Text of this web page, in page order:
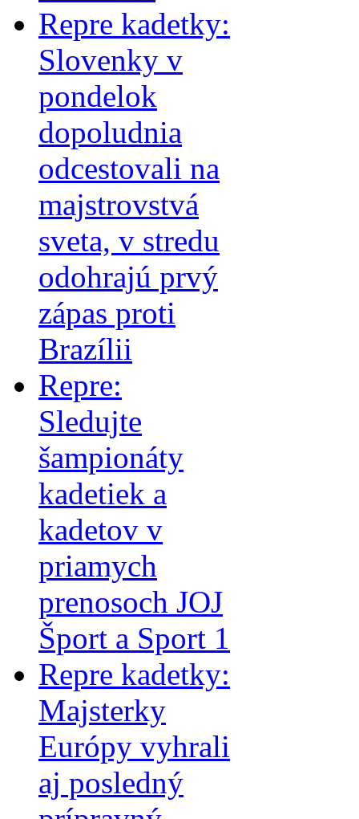
Repre kadetky:
Slovenky v
pondelok
dopoludnia
odcestovali na
majstrovstvá
sveta, v stredu
odohrajú prvý
zápas proti
Brazílii
Repre:
Sledujte
šampionáty
kadetiek a
kadetov v
priamych
prenosoch JOJ
Šport a Sport 1
Repre kadetky:
Majsterky
Európy vyhrali
aj posledný